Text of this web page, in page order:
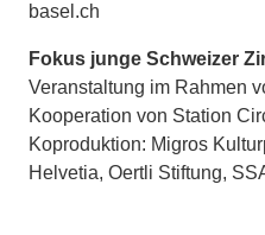
basel.ch
Fokus junge Schweizer
Veranstaltung im Rahmen
Kooperation von Station
Koproduktion: Migros
Helvetia, Oertli Stiftung,